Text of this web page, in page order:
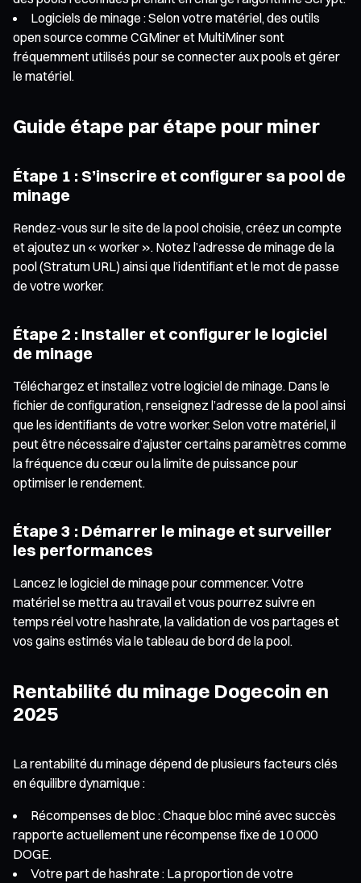
Logiciels de minage : Selon votre matériel, des outils
open source comme CGMiner et MultiMiner sont
fréquemment utilisés pour se connecter aux pools et gérer
le matériel.
Guide étape par étape pour miner
Étape 1 : S’inscrire et configurer sa pool de
minage
Rendez-vous sur le site de la pool choisie, créez un compte
et ajoutez un « worker ». Notez l’adresse de minage de la
pool (Stratum URL) ainsi que l’identifiant et le mot de passe
de votre worker.
Étape 2 : Installer et configurer le logiciel
de minage
Téléchargez et installez votre logiciel de minage. Dans le
fichier de configuration, renseignez l’adresse de la pool ainsi
que les identifiants de votre worker. Selon votre matériel, il
peut être nécessaire d’ajuster certains paramètres comme
la fréquence du cœur ou la limite de puissance pour
optimiser le rendement.
Étape 3 : Démarrer le minage et surveiller
les performances
Lancez le logiciel de minage pour commencer. Votre
matériel se mettra au travail et vous pourrez suivre en
temps réel votre hashrate, la validation de vos partages et
vos gains estimés via le tableau de bord de la pool.
Rentabilité du minage Dogecoin en
2025
La rentabilité du minage dépend de plusieurs facteurs clés
en équilibre dynamique :
Récompenses de bloc : Chaque bloc miné avec succès
rapporte actuellement une récompense fixe de 10 000
DOGE.
Votre part de hashrate : La proportion de votre